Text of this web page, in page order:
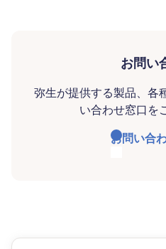
お問い
弥生が提供する製品、各
い合わせ窓口を
お問い合